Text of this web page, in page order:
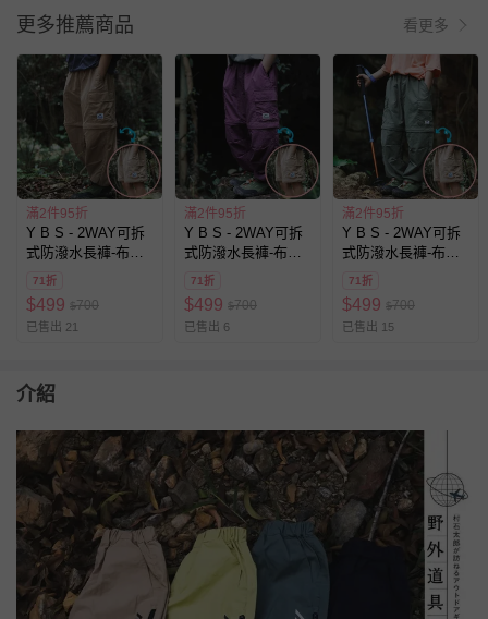
更多推薦商品 看更多
滿2件95折
Y B S - 2WAY可拆
式防潑水長褲-布標-
卡其色
71折
$499 $700
已售出 21
滿2件95折
Y B S - 2WAY可拆
式防潑水長褲-布標-
紫色
71折
$499 $700
已售出 6
滿2件95折
Y B S - 2WAY可拆
式防潑水長褲-布標-
綠色
71折
$499 $700
已售出 15
介紹